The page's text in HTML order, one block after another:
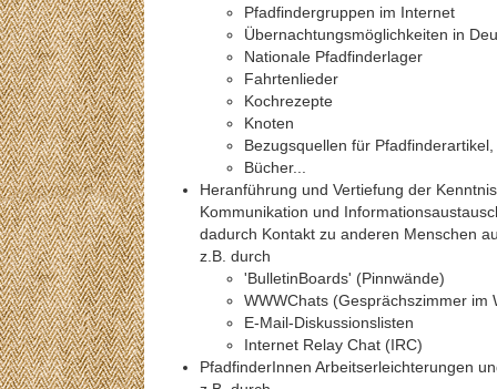
Pfadfindergruppen im Internet
Übernachtungsmöglichkeiten in
Nationale Pfadfinderlager
Fahrtenlieder
Kochrezepte
Knoten
Bezugsquellen für
Bücher...
Heranführung und Vertiefung der
Kommunikation und
dadurch Kontakt zu anderen Menschen
z.B. durch
'BulletinBoards' (Pinnwände)
WWWChats (Gesprächszimmer im
E-Mail-Diskussionslisten
Internet Relay Chat (IRC)
PfadfinderInnen Arbeitserleichterungen